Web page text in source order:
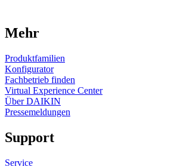
Mehr
Produktfamilien
Konfigurator
Fachbetrieb finden
Virtual Experience Center
Über DAIKIN
Pressemeldungen
Support
Service